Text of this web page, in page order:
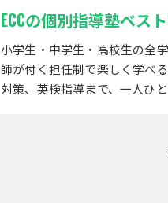
ECCの個別指導塾ベス
小学生・中学生・高校生の全
師が付く担任制で楽しく学べ
対策、英検指導まで、一人ひ